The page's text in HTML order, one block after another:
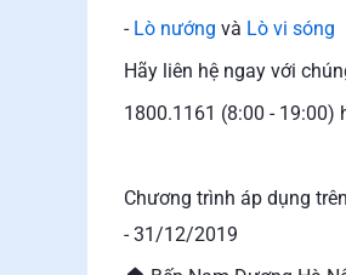
- Lò nướng và Lò vi sóng
Hãy liên hệ ngay với
1800.1161 (8:00 -
Chương trình áp dụng
- 31/12/2019